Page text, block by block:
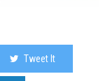
Tweet It